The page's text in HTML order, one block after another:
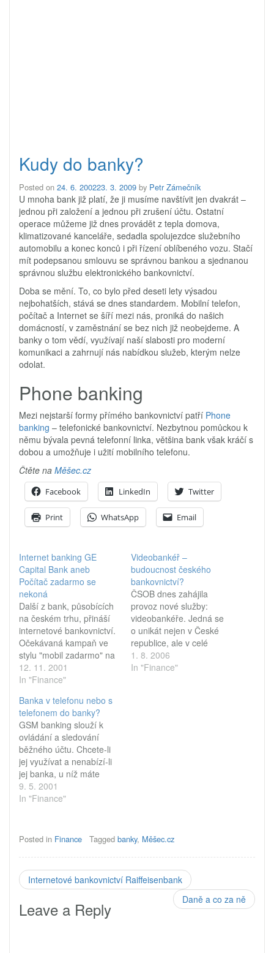
Kudy do banky?
Posted on 24. 6. 200223. 3. 2009 by Petr Zámečník
U mnoha bank již platí, že ji musíme navštívit jen dvakrát –
jednou při založení a jednou při zrušení účtu. Ostatní
operace můžeme již dnes provádět z tepla domova,
klimatizované kanceláře, sedadla spolujezdce služebního
automobilu a konec konců i při řízení oblíbeného vozu. Stačí
mít podepsanou smlouvu se správnou bankou a sjednanou
správnou službu elektronického bankovnictví.
Doba se mění. To, co bylo před deseti lety výsadou
nejbohatších, stává se dnes standardem. Mobilní telefon,
počítač a Internet se šíří mezi nás, proniká do našich
domácností, v zaměstnání se bez nich již neobejdeme. A
banky o tom vědí, využívají naší slabosti pro moderní
komunikaci a zahrnují nás nabídkou služeb, kterým nelze
odolat.
Phone banking
Mezi nejstarší formy přímého bankovnictví patří Phone
banking – telefonické bankovnictví. Nezbytnou pomůckou k
němu bývala pevná telefonní linka, většina bank však kráčí s
dobou a umožňuje i užití mobilního telefonu.
Čtěte na Měšec.cz
Facebook LinkedIn Twitter
Print WhatsApp Email
Internet banking GE
Capital Bank aneb
Počítač zadarmo se
nekoná
Další z bank, působících
na českém trhu, přináší
internetové bankovnictví.
Očekávaná kampaň ve
stylu "mobil zadarmo" na
podporu tohoto produktu
se ale zatím nekoná. GE
listopadu spustila své
internetové bankovnictví.
Kdo čekal pompézní
nástup této služby, který
by přinesl její rozšíření
mezi širokou veřejnost,
podobně jako tomu…
12. 11. 2001
In "Finance"
Videobankéř –
budoucnost českého
bankovnictví?
ČSOB dnes zahájila
provoz nové služby:
videobankéře. Jedná se
o unikát nejen v České
republice, ale v celé
Evropě. K čemu
videobankéř slouží, jak
1. 8. 2006
In "Finance"
Banka v telefonu nebo s
telefonem do banky?
GSM banking slouží k
ovládání a sledování
běžného účtu. Chcete-li
jej využívat a nenabízí-li
jej banka, u níž máte
běžný účet vedený,
zbývají vám v zásadě tři
zavede tuto službu,
případně se vzdát GSM
bankovnictví. Které banky
GSM banking nabízejí
a…
9. 5. 2001
In "Finance"
Posted in Finance Tagged banky, Měšec.cz
Internetové bankovnictví Raiffeisenbank
Daně a co za ně
Leave a Reply